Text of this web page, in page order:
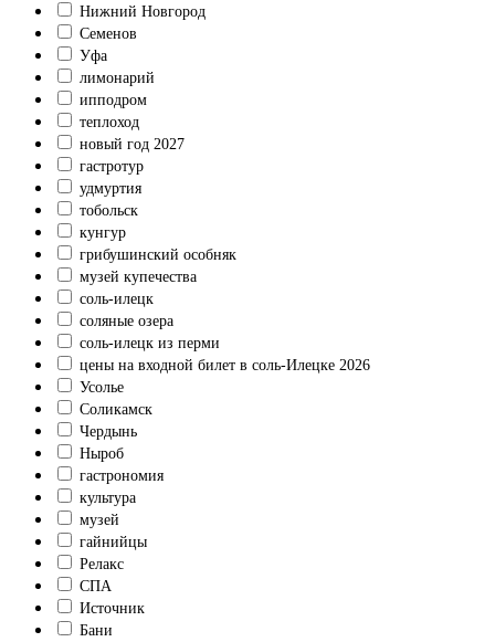
Нижний Новгород
Семенов
Уфа
лимонарий
ипподром
теплоход
новый год 2027
гастротур
удмуртия
тобольск
кунгур
грибушинский особняк
музей купечества
соль-илецк
соляные озера
соль-илецк из перми
цены на входной билет в соль-Илецке 2026
Усолье
Соликамск
Чердынь
Ныроб
гастрономия
культура
музей
гайнийцы
Релакс
СПА
Источник
Бани